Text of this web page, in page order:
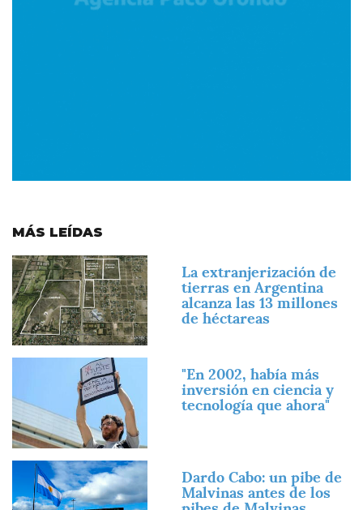
MÁS LEÍDAS
Imagen
La extranjerización de
tierras en Argentina
alcanza las 13 millones
de héctareas
"En 2002, había más
inversión en ciencia y
tecnología que ahora"
Imagen
Dardo Cabo: un pibe de
Malvinas antes de los